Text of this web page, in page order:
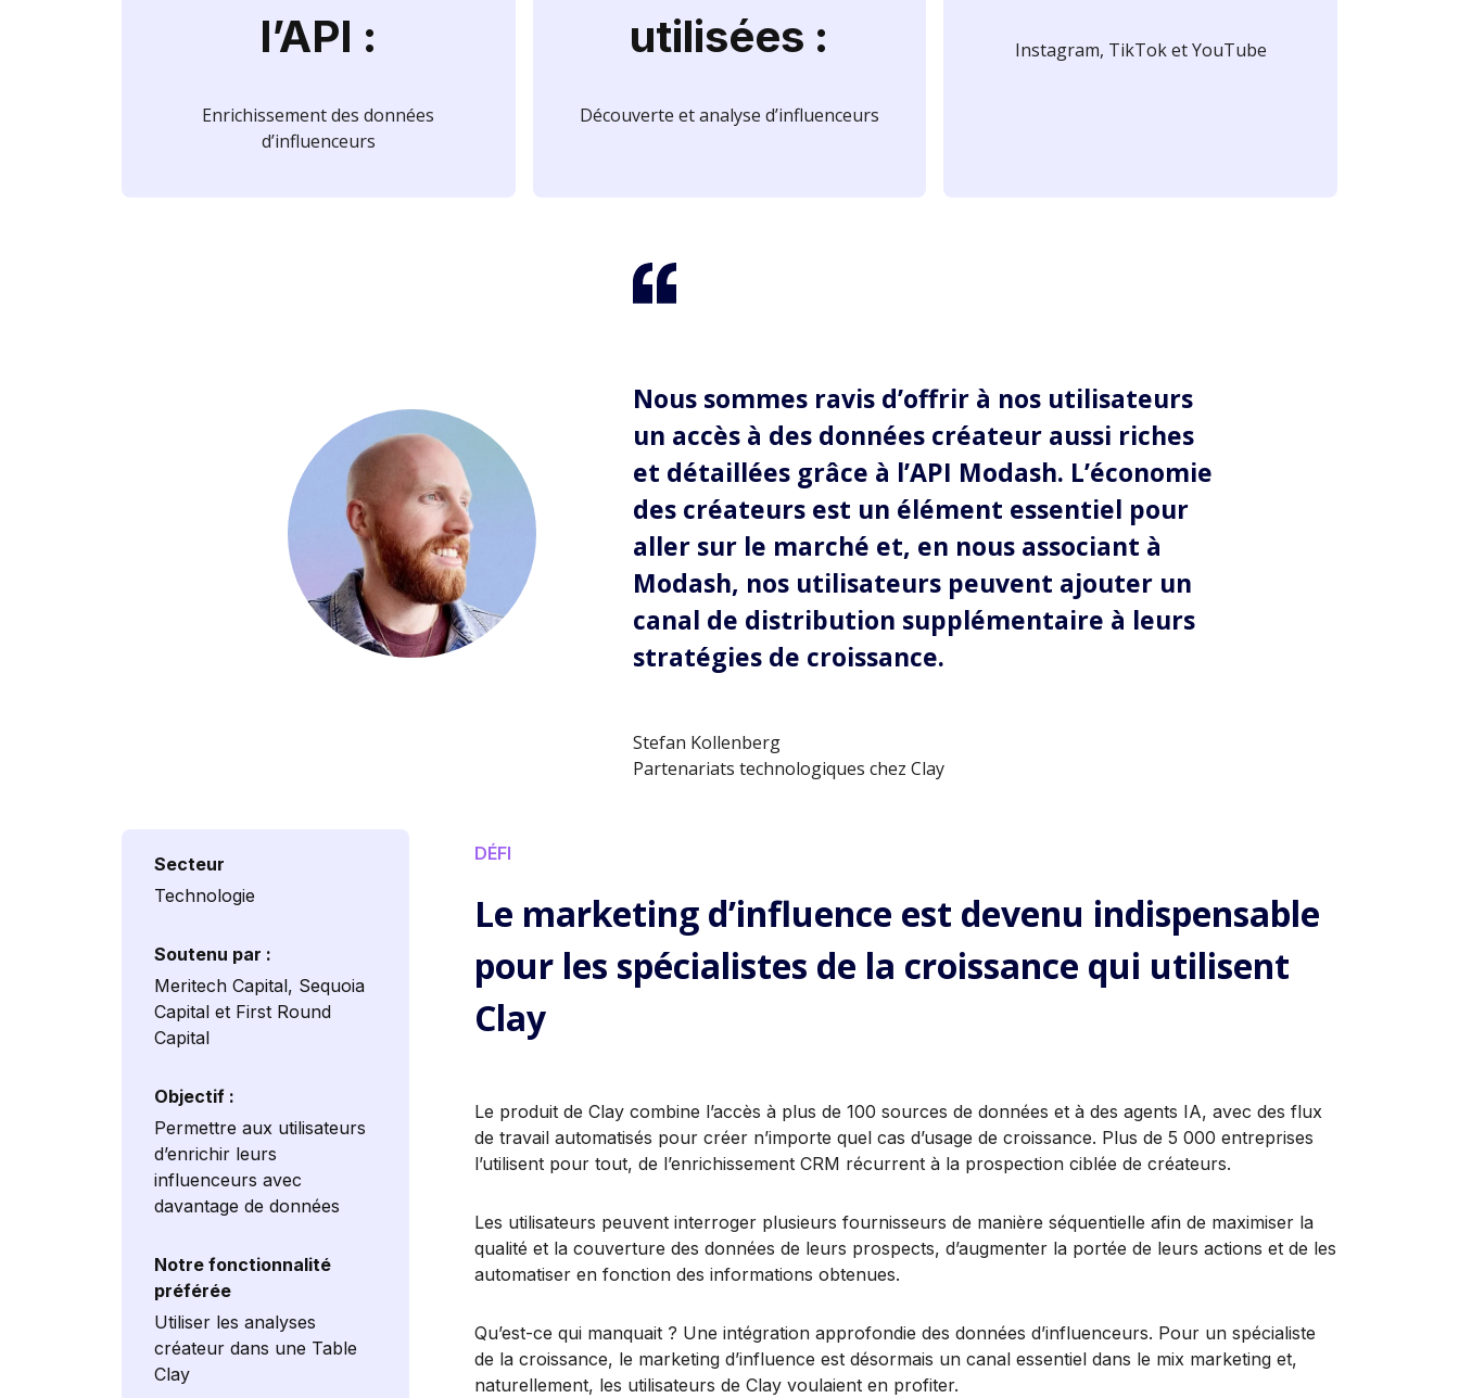
l’API :
Enrichissement des données
d’influenceurs
utilisées :
Découverte et analyse d’influenceurs
Instagram, TikTok et YouTube
Nous sommes ravis d’offrir à nos utilisateurs
un accès à des données créateur aussi riches
et détaillées grâce à l’API Modash. L’économie
des créateurs est un élément essentiel pour
aller sur le marché et, en nous associant à
Modash, nos utilisateurs peuvent ajouter un
canal de distribution supplémentaire à leurs
stratégies de croissance.
Stefan Kollenberg
Partenariats technologiques chez Clay
Secteur
Technologie
Soutenu par :
Meritech Capital, Sequoia
Capital et First Round
Capital
Objectif :
Permettre aux utilisateurs
d’enrichir leurs
influenceurs avec
davantage de données
Notre fonctionnalité
préférée
Utiliser les analyses
créateur dans une Table
Clay
DÉFI
Le marketing d’influence est devenu indispensable
pour les spécialistes de la croissance qui utilisent
Clay
Le produit de Clay combine l’accès à plus de 100 sources de données et à des agents IA, avec des flux
de travail automatisés pour créer n’importe quel cas d’usage de croissance. Plus de 5 000 entreprises
l’utilisent pour tout, de l’enrichissement CRM récurrent à la prospection ciblée de créateurs.
Les utilisateurs peuvent interroger plusieurs fournisseurs de manière séquentielle afin de maximiser la
qualité et la couverture des données de leurs prospects, d’augmenter la portée de leurs actions et de les
automatiser en fonction des informations obtenues.
Qu’est-ce qui manquait ? Une intégration approfondie des données d’influenceurs. Pour un spécialiste
de la croissance, le marketing d’influence est désormais un canal essentiel dans le mix marketing et,
naturellement, les utilisateurs de Clay voulaient en profiter.